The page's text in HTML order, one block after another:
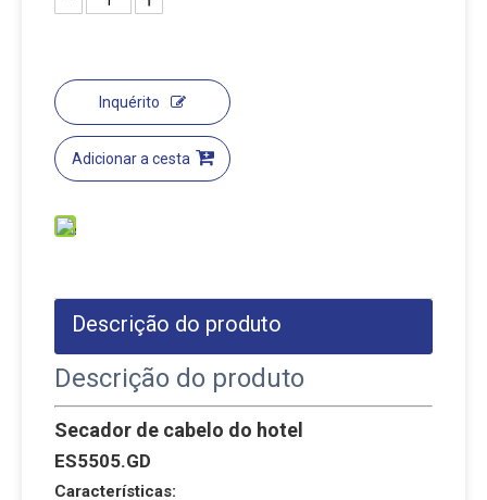
Inquérito
Adicionar a cesta
Descrição do produto
Descrição do produto
Secador de cabelo do hotel
ES5505.GD
Características: